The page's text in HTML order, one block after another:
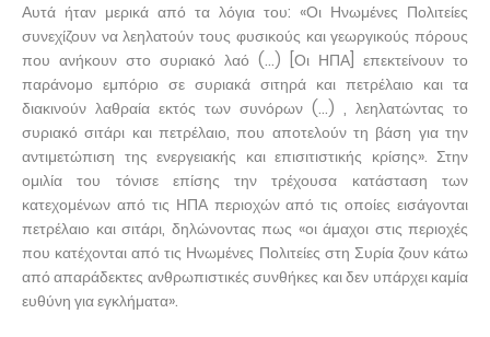
Αυτά ήταν μερικά από τα λόγια του: «Οι Ηνωμένες Πολιτείες
συνεχίζουν να λεηλατούν τους φυσικούς και γεωργικούς πόρους
που ανήκουν στο συριακό λαό (…) [Οι ΗΠΑ] επεκτείνουν το
παράνομο εμπόριο σε συριακά σιτηρά και πετρέλαιο και τα
διακινούν λαθραία εκτός των συνόρων (…) , λεηλατώντας το
συριακό σιτάρι και πετρέλαιο, που αποτελούν τη βάση για την
αντιμετώπιση της ενεργειακής και επισιτιστικής κρίσης». Στην
ομιλία του τόνισε επίσης την τρέχουσα κατάσταση των
κατεχομένων από τις ΗΠΑ περιοχών από τις οποίες εισάγονται
πετρέλαιο και σιτάρι, δηλώνοντας πως «οι άμαχοι στις περιοχές
που κατέχονται από τις Ηνωμένες Πολιτείες στη Συρία ζουν κάτω
από απαράδεκτες ανθρωπιστικές συνθήκες και δεν υπάρχει καμία
ευθύνη για εγκλήματα».